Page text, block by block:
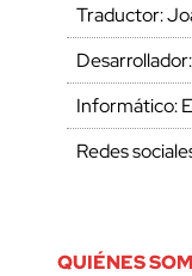
Traductor:
Informático:
Redes
QUIÉNES